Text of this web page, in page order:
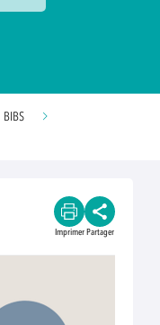
BIBS
Imprimer Partager